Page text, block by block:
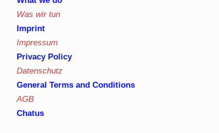
Was wir tun
Imprint
Impressum
Privacy Policy
Datenschutz
General Terms and Conditions
AGB
Chatus